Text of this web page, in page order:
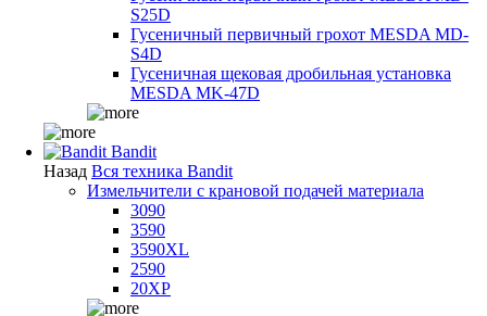
S25D
Гусеничный первичный грохот MESDA MD-
S4D
Гусеничная щековая дробильная установка
MESDA MK-47D
Bandit
Назад Вся техника Bandit
Измельчители с крановой подачей материала
3090
3590
3590XL
2590
20XP